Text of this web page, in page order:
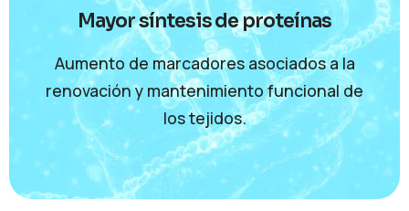
Mayor síntesis de proteínas
Aumento de marcadores asociados a la
renovación y mantenimiento funcional de
los tejidos.